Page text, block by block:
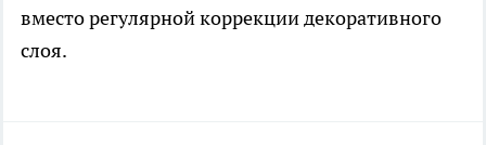
вместо регулярной коррекции декоративного
слоя.